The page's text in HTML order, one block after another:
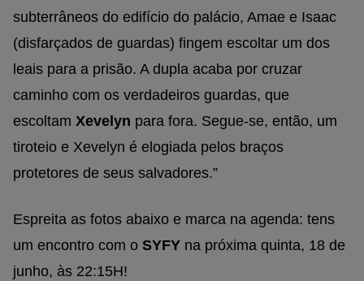
subterrâneos do edifício do palácio, Amae e Isaac
(disfarçados de guardas) fingem escoltar um dos
leais para a prisão. A dupla acaba por cruzar
caminho com os verdadeiros guardas, que
escoltam Xevelyn para fora. Segue-se, então, um
tiroteio e Xevelyn é elogiada pelos braços
protetores de seus salvadores.”
Espreita as fotos abaixo e marca na agenda: tens
um encontro com o SYFY na próxima quinta, 18 de
junho, às 22:15H!